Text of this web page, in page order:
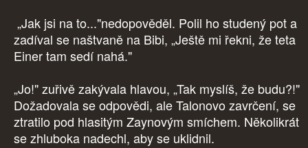
„Jak jsi na to..."nedopověděl. Polil ho studený pot a
zadíval se naštvaně na Bibi, „Ještě mi řekni, že teta
Einer tam sedí nahá."
„Jo!" zuřivě zakývala hlavou, „Tak myslíš, že budu?!"
Dožadovala se odpovědi, ale Talonovo zavrčení, se
ztratilo pod hlasitým Zaynovým smíchem. Několikrát
se zhluboka nadechl, aby se uklidnil.